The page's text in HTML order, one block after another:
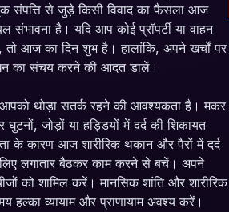
संपत्ति से जुड़े किसी विवाद का फैसला आज
है। यदि आप कोई प्रॉपर्टी या वाहन
तो आज का दिन शुभ है। हालांकि, अपने खर्चों पर
का संचय करने की आदत डालें।
थोड़ा सतर्क रहने की आवश्यकता है। मकर
जोड़ों या हड्डियों में दर्द की शिकायत
के कारण आज शारीरिक थकान और पैरों में दर्द
लगातार बैठकर काम करने से बचें। अपने
को शामिल करें। मानसिक शांति और शारीरिक
हल्का व्यायाम और प्राणायाम अवश्य करें।